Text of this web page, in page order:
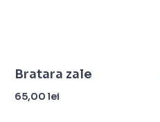
Bratara zale
65,00lei